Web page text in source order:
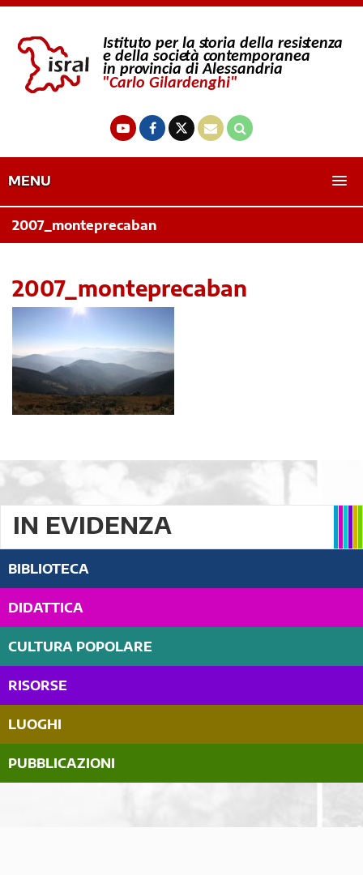
MENU
2007_monteprecaban
2007_monteprecaban
IN EVIDENZA
BIBLIOTECA
DIDATTICA
CULTURA POPOLARE
RISORSE
LUOGHI
PUBBLICAZIONI